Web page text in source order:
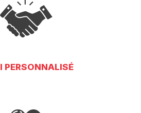
PERSONNALISÉ